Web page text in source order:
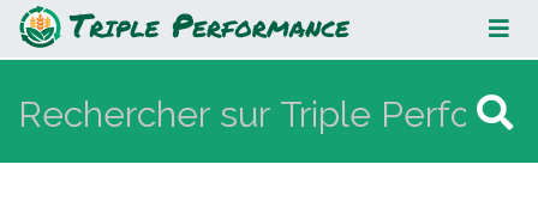
Alvarinho B (cépage)